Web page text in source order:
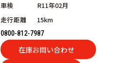
車検
R11年02月
走行距離
15km
0800-812-7987
在庫お問い合わせ